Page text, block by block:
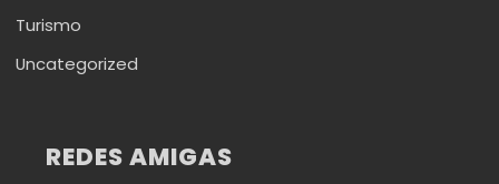
Turismo
Uncategorized
REDES AMIGAS